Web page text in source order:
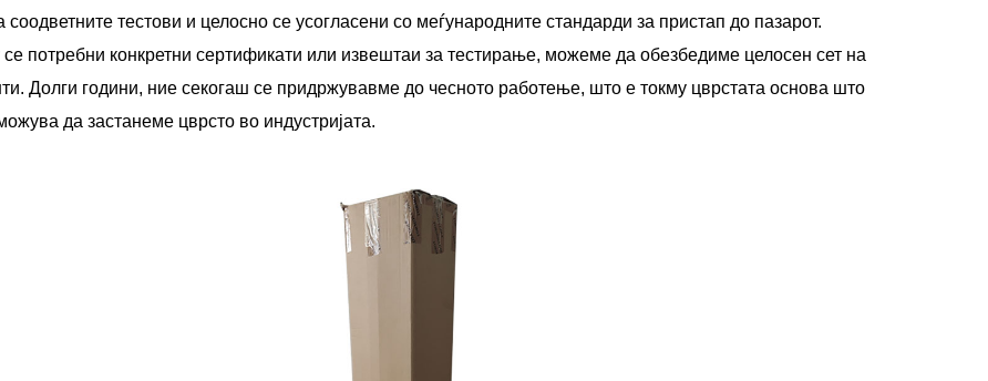
соодветните тестови и целосно се усогласени со меѓународните стандарди за пристап до пазарот.
се потребни конкретни сертификати или извештаи за тестирање, можеме да обезбедиме целосен сет на
Долги години, ние секогаш се придржувавме до чесното работење, што е токму цврстата основа што
да застанеме цврсто во индустријата.